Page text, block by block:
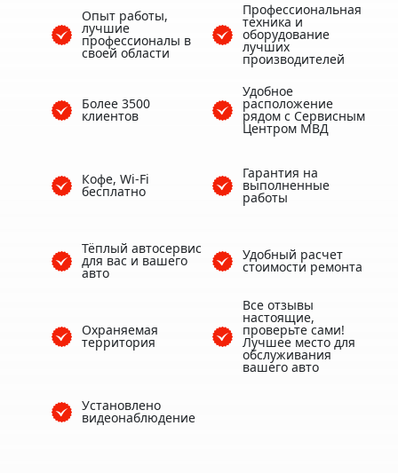
Опыт работы,
лучшие
профессионалы в
своей области
Более 3500
клиентов
Кофе, Wi-Fi
бесплатно
Тёплый автосервис
для вас и вашего
авто
Охраняемая
территория
Установлено
видеонаблюдение
Профессиональная
техника и
оборудование
лучших
производителей
Удобное
расположение
рядом с Сервисным
Центром МВД
Гарантия на
выполненные
работы
Удобный расчет
стоимости ремонта
Все отзывы
настоящие,
проверьте сами!
Лучшее место для
обслуживания
вашего авто